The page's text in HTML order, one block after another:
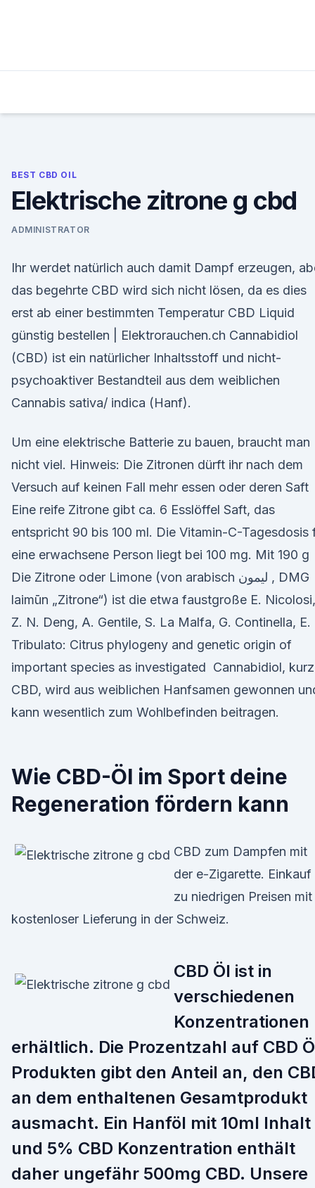
BEST CBD OIL
Elektrische zitrone g cbd
ADMINISTRATOR
Ihr werdet natürlich auch damit Dampf erzeugen,
das begehrte CBD wird sich nicht lösen, da es dies
erst ab einer bestimmten Temperatur CBD Liquid
günstig bestellen | Elektrorauchen.ch Cannabidiol
(CBD) ist ein natürlicher Inhaltsstoff und nicht-
psychoaktiver Bestandteil aus dem weiblichen
Cannabis sativa/ indica (Hanf).
Um eine elektrische Batterie zu bauen, braucht man
nicht viel. Hinweis: Die Zitronen dürft ihr nach dem
Versuch auf keinen Fall mehr essen oder deren Saft
Eine reife Zitrone gibt ca. 6 Esslöffel Saft, das
entspricht 90 bis 100 ml. Die Vitamin-C-Tagesdosis
eine erwachsene Person liegt bei 100 mg. Mit 190 g
Die Zitrone oder Limone (von arabisch ليمون , DMG
laimūn „Zitrone“) ist die etwa faustgroße E. Nicolosi,
Z. N. Deng, A. Gentile, S. La Malfa, G. Continella, E.
Tribulato: Citrus phylogeny and genetic origin of
important species as investigated Cannabidiol, kurz
CBD, wird aus weiblichen Hanfsamen gewonnen
kann wesentlich zum Wohlbefinden beitragen.
Wie CBD-Öl im Sport deine
Regeneration fördern kann
CBD zum Dampfen mit
der e-Zigarette. Einkauf
zu niedrigen Preisen mit
kostenloser Lieferung in der Schweiz.
CBD Öl ist in
verschiedenen
Konzentrationen
erhältlich. Die Prozentzahl auf CBD
Produkten gibt den Anteil an, den
an dem enthaltenen Gesamtprodukt
ausmacht. Ein Hanföl mit 10ml Inhalt
und 5% CBD Konzentration enthält
daher ungefähr 500mg CBD. Unsere